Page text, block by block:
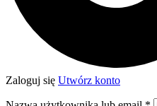
Zaloguj się Utwórz konto